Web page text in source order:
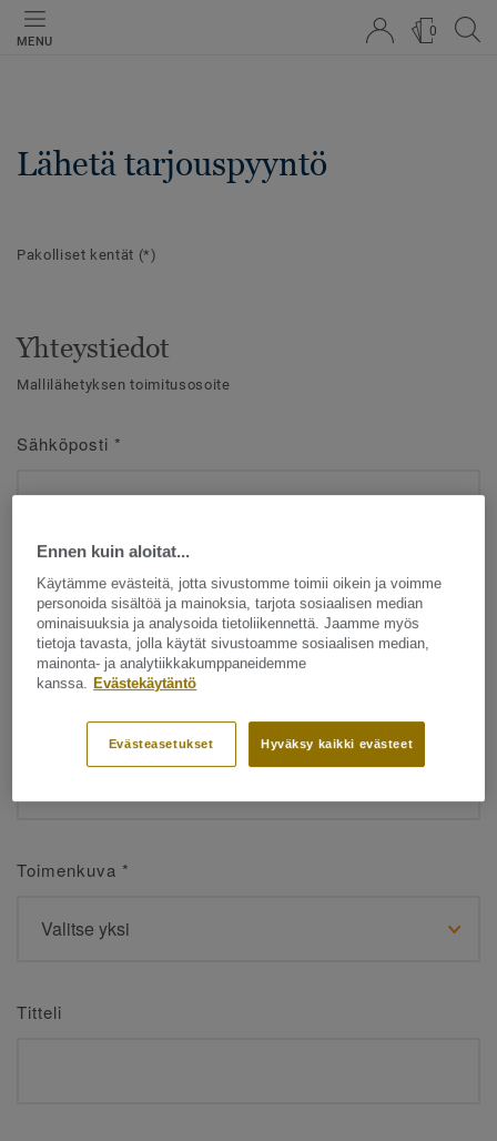
MENU
0
Lähetä tarjouspyyntö
Pakolliset kentät (*)
Yhteystiedot
Mallilähetyksen toimitusosoite
Sähköposti *
Etunimi*
Sukunimi*
Toimenkuva *
Titteli
Ennen kuin aloitat...
Käytämme evästeitä, jotta sivustomme toimii oikein ja voimme
personoida sisältöä ja mainoksia, tarjota sosiaalisen median
ominaisuuksia ja analysoida tietoliikennettä. Jaamme myös
tietoja tavasta, jolla käytät sivustoamme sosiaalisen median,
mainonta- ja analytiikkakumppaneidemme
kanssa.
Evästekäytäntö
Hyväksy kaikki evästeet
Evästeasetukset